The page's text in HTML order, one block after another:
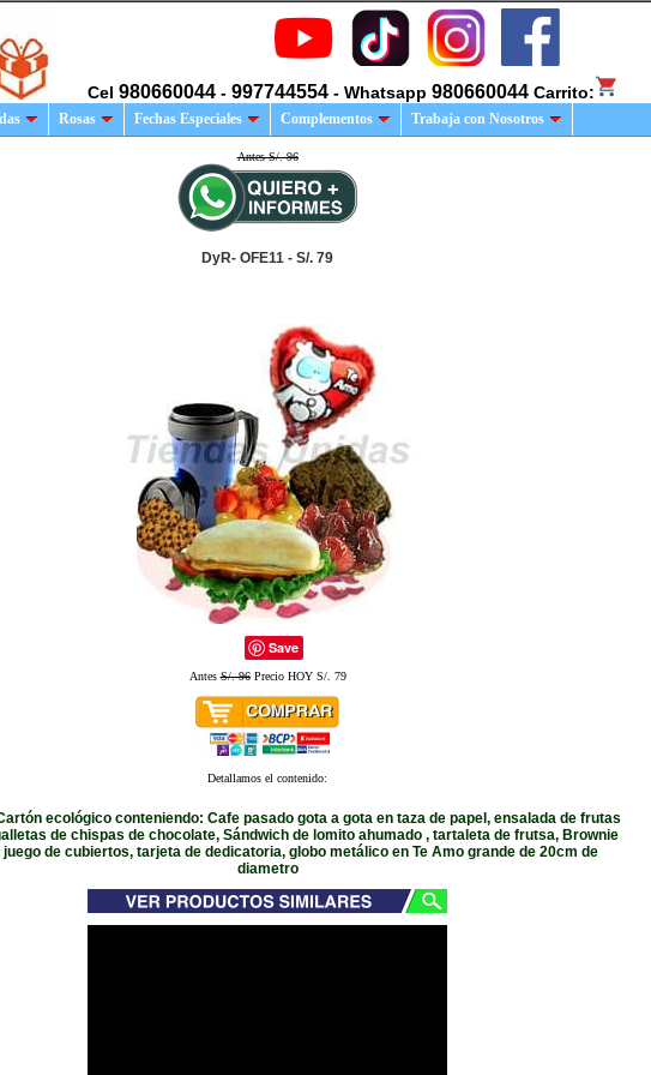
Cel 980660044 - 997744554 - Whatsapp 980660044 Carrito:
Rosas Fechas Especiales Complementos Trabaja con Nosotros
Antes S/. 96
DyR- OFE11 - S/. 79
Save
AntesS/. 96Precio HOY S/. 79
Detallamos el contenido:
ecológico conteniendo: Cafe pasado gota a gota en taza de papel, ensalada de frutas
de chispas de chocolate, Sándwich de lomito ahumado , tartaleta de frutsa, Brownie
de cubiertos, tarjeta de dedicatoria, globo metálico en Te Amo grande de 20cm de
diametro